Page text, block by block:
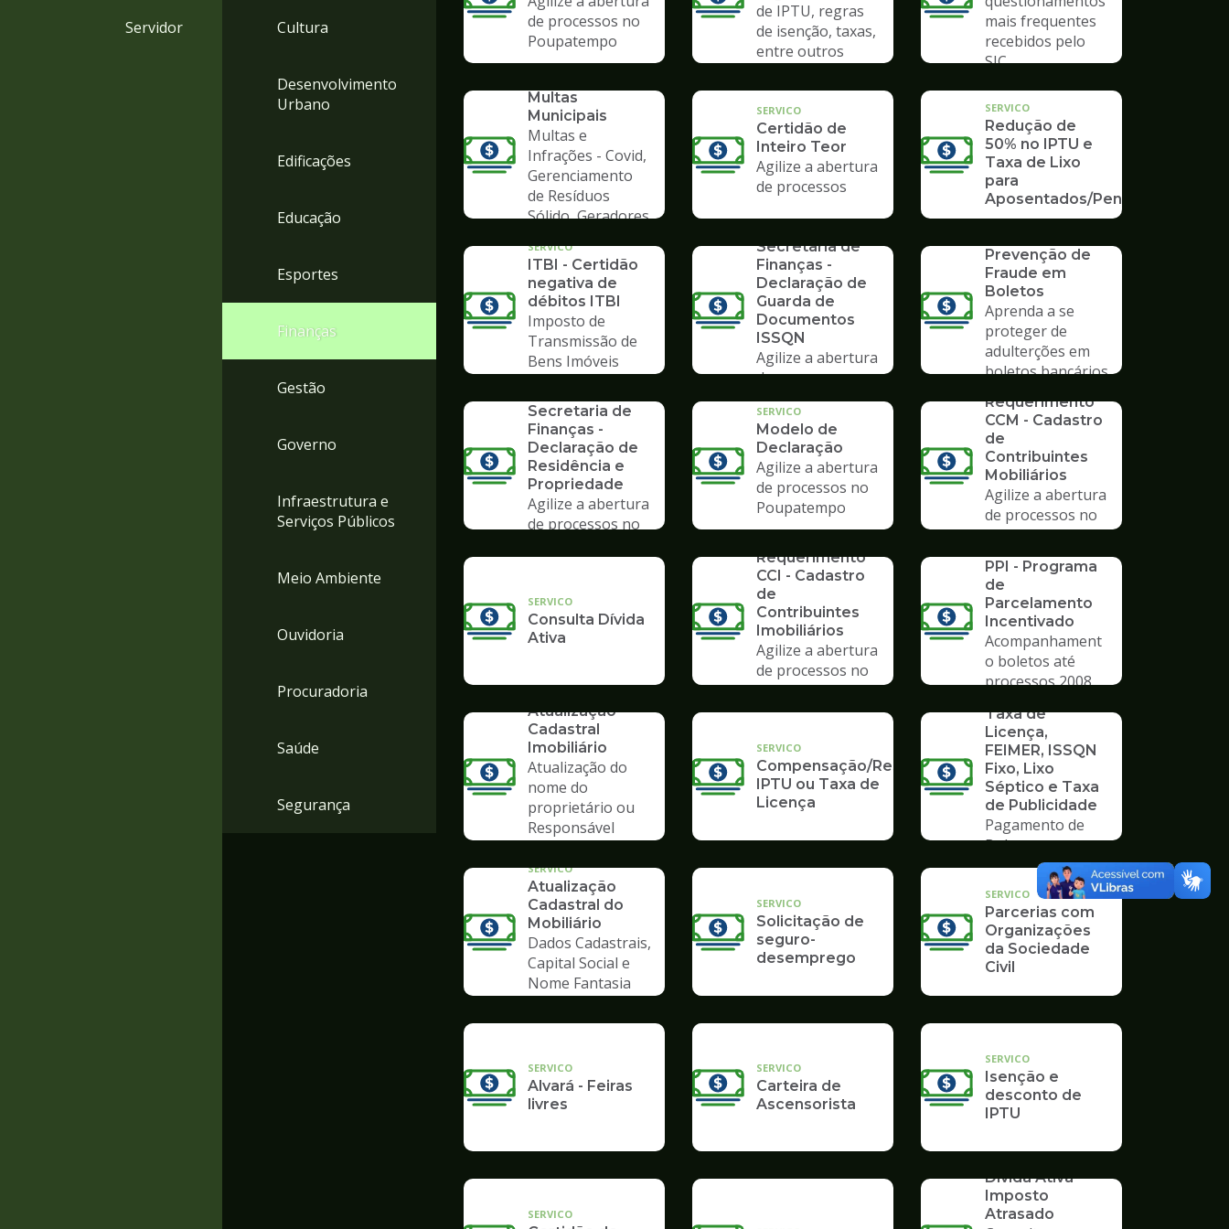
Servidor Cultura
Desenvolvimento
Urbano
Edificações
Educação
Esportes
Finanças
Gestão
Governo
Infraestrutura e
Serviços Públicos
Meio Ambiente
Ouvidoria
Procuradoria
Saúde
Segurança
de processos no
Poupatempo
de IPTU, regras
de isenção, taxas,
entre outros
mais frequentes
recebidos pelo
SIC
SERVICO
Multas
Municipais
Multas e
Infrações - Covid,
Gerenciamento
de Resíduos
Sólido, Geradores
SERVICO
Certidão de
Inteiro Teor
Agilize a abertura
de processos
SERVICO
Redução de
50% no IPTU e
Taxa de Lixo
para
Aposentados/Pensionistas
SERVICO
ITBI - Certidão
negativa de
débitos ITBI
Imposto de
Transmissão de
Bens Imóveis
Secretaria de
Finanças -
Declaração de
Guarda de
Documentos
ISSQN
Agilize a abertura
de processos no
Poupatempo
Prevenção de
Fraude em
Boletos
Aprenda a se
proteger de
adulterções em
boletos bancários
SERVICO
Secretaria de
Finanças -
Declaração de
Residência e
Propriedade
Agilize a abertura
de processos no
SERVICO
Modelo de
Declaração
Agilize a abertura
de processos no
Poupatempo
Requerimento
CCM - Cadastro
de
Contribuintes
Mobiliários
Agilize a abertura
de processos no
Poupatempo
SERVICO
Consulta Dívida
Ativa
Requerimento
CCI - Cadastro
de
Contribuintes
Imobiliários
Agilize a abertura
de processos no
Poupatempo
PPI - Programa
de
Parcelamento
Incentivado
Acompanhament
o boletos até
processos 2008
Atualização
Cadastral
Imobiliário
Atualização do
nome do
proprietário ou
Responsável
SERVICO
Compensação/Restituição
IPTU ou Taxa de
Licença
Taxa de
Licença,
FEIMER, ISSQN
Fixo, Lixo
Séptico e Taxa
de Publicidade
Pagamento de
Boleto
SERVICO
Atualização
Cadastral do
Mobiliário
Dados Cadastrais,
Capital Social e
Nome Fantasia
SERVICO
Solicitação de
seguro-
desemprego
SERVICO
Parcerias com
Organizações
da Sociedade
Civil
SERVICO
Alvará - Feiras
livres
SERVICO
Carteira de
Ascensorista
SERVICO
Isenção e
desconto de
IPTU
SERVICO
Dívida Ativa -
Imposto
Atrasado